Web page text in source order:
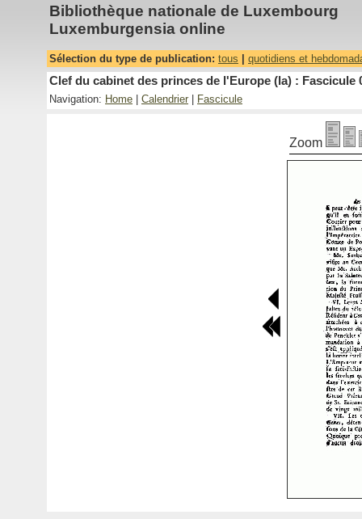
Bibliothèque nationale de Luxembourg
Luxemburgensia online
Sélection du type de publication: tous quotidiens et
Clef du cabinet des princes de l'Europe (la) : Fascicule
Navigation: Home Calendrier Fascicule
Zoom